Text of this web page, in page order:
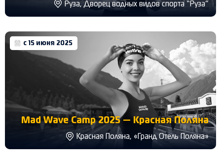
Руза, Дворец водных видов спорта “Руза”
с 15 июня 2025
Mad Wave Camp 2025 — Красная Поляна
Красная Поляна, «Гранд Отель Поляна»